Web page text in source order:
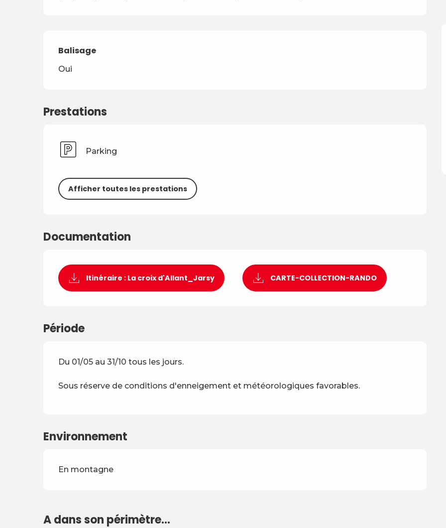
Balisage
Oui
Prestations
Parking
Afficher toutes les prestations
Documentation
Itinéraire : La croix d'Allant_Jarsy CARTE-COLLECTION-RANDO
Période
Du 01/05 au 31/10 tous les jours.
Sous réserve de conditions d'enneigement et météorologiques favorables.
Environnement
En montagne
A dans son périmètre...